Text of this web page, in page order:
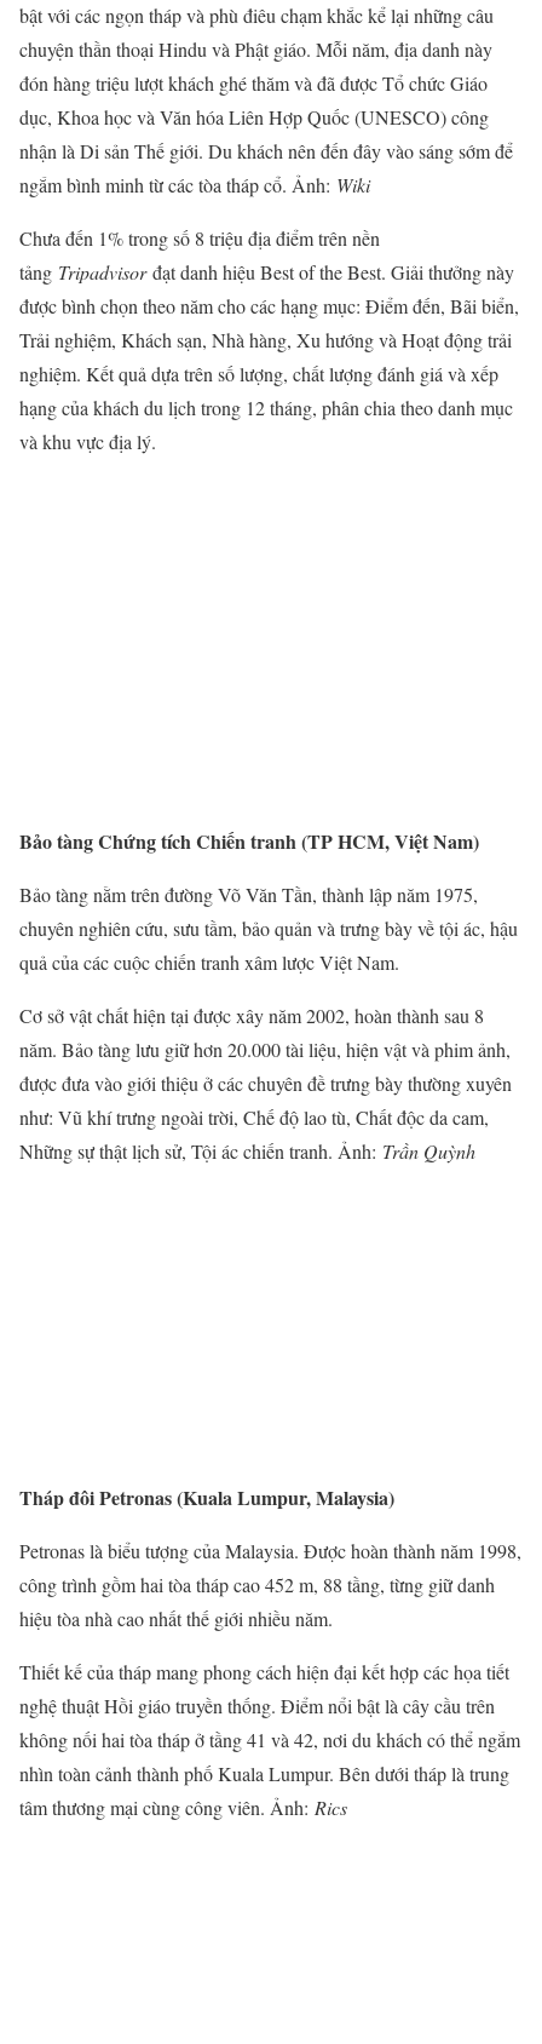
bật với các ngọn tháp và phù điêu chạm khắc kể lại những câu
chuyện thần thoại Hindu và Phật giáo. Mỗi năm, địa danh này
đón hàng triệu lượt khách ghé thăm và đã được Tổ chức Giáo
dục, Khoa học và Văn hóa Liên Hợp Quốc (UNESCO) công
nhận là Di sản Thế giới. Du khách nên đến đây vào sáng sớm để
ngắm bình minh từ các tòa tháp cổ. Ảnh: Wiki
Chưa đến 1% trong số 8 triệu địa điểm trên nền
tảng Tripadvisorđạt danh hiệu Best of the Best. Giải thưởng này
được bình chọn theo năm cho các hạng mục: Điểm đến, Bãi biển,
Trải nghiệm, Khách sạn, Nhà hàng, Xu hướng và Hoạt động trải
nghiệm. Kết quả dựa trên số lượng, chất lượng đánh giá và xếp
hạng của khách du lịch trong 12 tháng, phân chia theo danh mục
và khu vực địa lý.
Bảo tàng Chứng tích Chiến tranh (TP HCM, Việt Nam)
Bảo tàng nằm trên đường Võ Văn Tần, thành lập năm 1975,
chuyên nghiên cứu, sưu tầm, bảo quản và trưng bày về tội ác, hậu
quả của các cuộc chiến tranh xâm lược Việt Nam.
Cơ sở vật chất hiện tại được xây năm 2002, hoàn thành sau 8
năm. Bảo tàng lưu giữ hơn 20.000 tài liệu, hiện vật và phim ảnh,
được đưa vào giới thiệu ở các chuyên đề trưng bày thường xuyên
như: Vũ khí trưng ngoài trời, Chế độ lao tù, Chất độc da cam,
Những sự thật lịch sử, Tội ác chiến tranh. Ảnh: Trần Quỳnh
Tháp đôi Petronas (Kuala Lumpur, Malaysia)
Petronas là biểu tượng của Malaysia. Được hoàn thành năm 1998,
công trình gồm hai tòa tháp cao 452 m, 88 tầng, từng giữ danh
hiệu tòa nhà cao nhất thế giới nhiều năm.
Thiết kế của tháp mang phong cách hiện đại kết hợp các họa tiết
nghệ thuật Hồi giáo truyền thống. Điểm nổi bật là cây cầu trên
không nối hai tòa tháp ở tầng 41 và 42, nơi du khách có thể ngắm
nhìn toàn cảnh thành phố Kuala Lumpur. Bên dưới tháp là trung
tâm thương mại cùng công viên. Ảnh: Rics